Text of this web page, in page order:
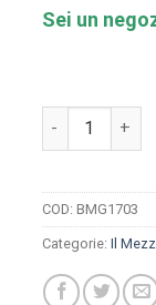
Sei un
Bracciale Il
COD: BMG1703
Categorie: Il